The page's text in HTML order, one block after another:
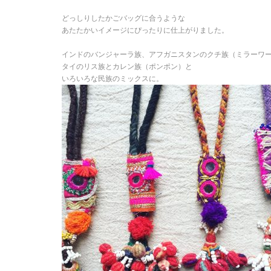
どっしりしたかごバッグに合うような
あたたかいイメージにぴったりに仕上がりました。
インドのバンジャーラ族、アフガニスタンのクチ族（ミラーワ
タイのリス族とカレン族（ポンポン）と
いろいろな民族のミックスに。